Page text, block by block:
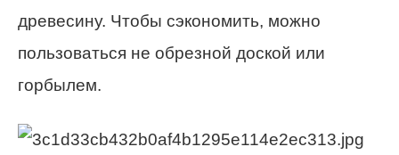
древесину. Чтобы сэкономить, можно
пользоваться не обрезной доской или
горбылем.